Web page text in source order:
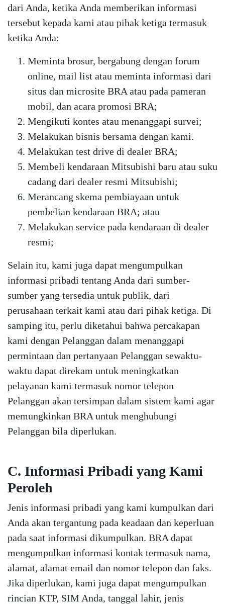
dari Anda, ketika Anda memberikan informasi
tersebut kepada kami atau pihak ketiga termasuk
ketika Anda:
Meminta brosur, bergabung dengan forum
online, mail list atau meminta informasi dari
situs dan microsite BRA atau pada pameran
mobil, dan acara promosi BRA;
Mengikuti kontes atau menanggapi survei;
Melakukan bisnis bersama dengan kami.
Melakukan test drive di dealer BRA;
Membeli kendaraan Mitsubishi baru atau suku
cadang dari dealer resmi Mitsubishi;
Merancang skema pembiayaan untuk
pembelian kendaraan BRA; atau
Melakukan service pada kendaraan di dealer
resmi;
Selain itu, kami juga dapat mengumpulkan
informasi pribadi tentang Anda dari sumber-
sumber yang tersedia untuk publik, dari
perusahaan terkait kami atau dari pihak ketiga. Di
samping itu, perlu diketahui bahwa percakapan
kami dengan Pelanggan dalam menanggapi
permintaan dan pertanyaan Pelanggan sewaktu-
waktu dapat direkam untuk meningkatkan
pelayanan kami termasuk nomor telepon
Pelanggan akan tersimpan dalam sistem kami agar
memungkinkan BRA untuk menghubungi
Pelanggan bila diperlukan.
C. Informasi Pribadi yang Kami
Peroleh
Jenis informasi pribadi yang kami kumpulkan dari
Anda akan tergantung pada keadaan dan keperluan
pada saat informasi dikumpulkan. BRA dapat
mengumpulkan informasi kontak termasuk nama,
alamat, alamat email dan nomor telepon dan faks.
Jika diperlukan, kami juga dapat mengumpulkan
rincian KTP, SIM Anda, tanggal lahir, jenis